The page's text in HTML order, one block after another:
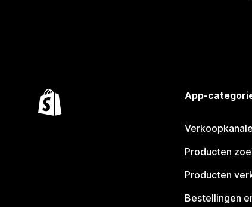
App-
Producten
Producten
Bestellingen